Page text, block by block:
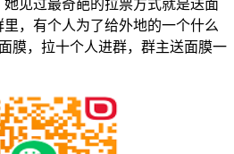
见过最奇葩的拉票方式就是送面
，有个人为了给外地的一个什么
膜，拉十个人进群，群主送面膜一